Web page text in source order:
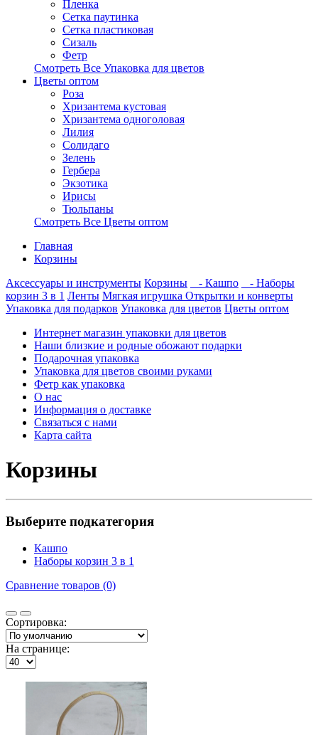
Пленка
Сетка паутинка
Сетка пластиковая
Сизаль
Фетр
Смотреть Все Упаковка для цветов
Цветы оптом
Роза
Хризантема кустовая
Хризантема одноголовая
Лилия
Солидаго
Зелень
Гербера
Экзотика
Ирисы
Тюльпаны
Смотреть Все Цветы оптом
Главная
Корзины
Аксессуары и инструменты Корзины - Кашпо
- Наборы
корзин 3 в 1 Ленты Мягкая игрушка Открытки и конверты
Упаковка для подарков Упаковка для цветов Цветы оптом
Интернет магазин упаковки для цветов
Наши близкие и родные обожают подарки
Подарочная упаковка
Упаковка для цветов своими руками
Фетр как упаковка
О нас
Информация о доставке
Связаться с нами
Карта сайта
Корзины
Выберите подкатегория
Кашпо
Наборы корзин 3 в 1
Сравнение товаров (0)
Сортировка:
На странице: